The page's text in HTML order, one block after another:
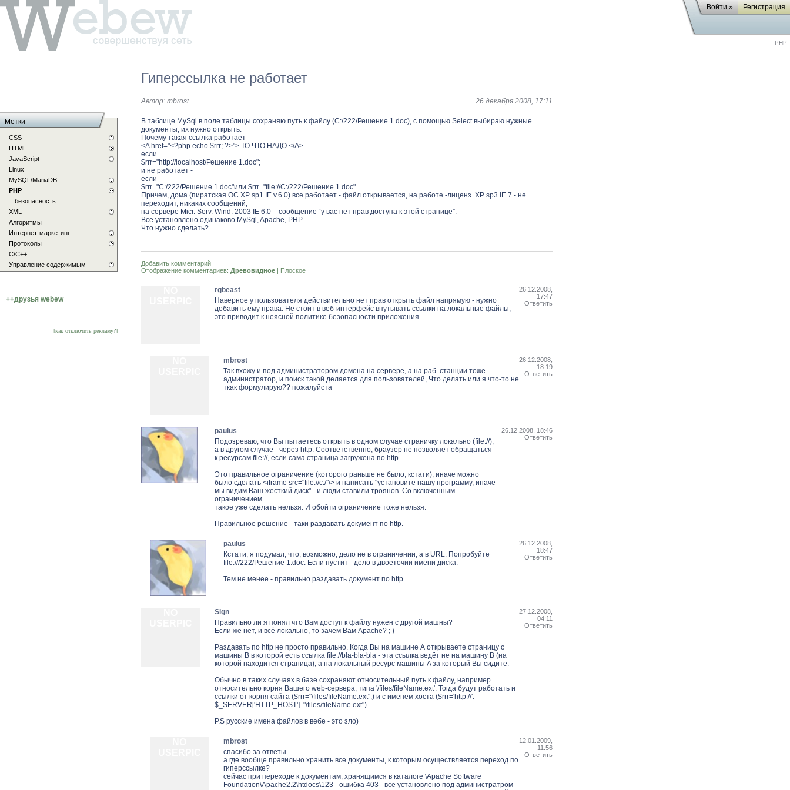
Войти » Регистрация
PHP
Гиперссылка не работает
26 декабря 2008, 17:11
Автор: mbrost
В таблице MySql в поле таблицы сохраняю путь к файлу (C:/222/Решение 1.doc), с помощью Select выбираю нужные
документы, их нужно открыть.
Почему такая ссылка работает
<A href="<?php echo $rrr; ?>"> ТО ЧТО НАДО </A> -
если
$rrr="http://localhost/Решение 1.doc";
и не работает -
если
$rrr="C:/222/Решение 1.doc"или $rrr="file://C:/222/Решение 1.doc"
Причем, дома (пиратская ОС ХР sp1 IE v.6.0) все работает - файл открывается, на работе -лиценз. XP sp3 IE 7 - не
переходит, никаких сообщений,
на сервере Micr. Serv. Wind. 2003 IE 6.0 – сообщение “у вас нет прав доступа к этой странице”.
Все установлено одинаково MySql, Apache, PHP
Что нужно сделать?
Добавить комментарий
Отображение комментариев: Древовидное | Плоское
rgbeast
Наверное у пользователя действительно нет прав открыть файл напрямую - нужно
добавить ему права. Не стоит в веб-интерфейс впутывать ссылки на локальные файлы,
это приводит к неясной политике безопасности приложения.
26.12.2008,
17:47
Ответить
mbrost
Так вхожу и под администратором домена на сервере, а на раб. станции тоже
администратор, и поиск такой делается для пользователей, Что делать или я что-то не
ткак формулирую?? пожалуйста
26.12.2008,
18:19
Ответить
paulus
Подозреваю, что Вы пытаетесь открыть в одном случае страничку локально (file://),
а в другом случае - через http. Соответственно, браузер не позволяет обращаться
к ресурсам file://, если сама страница загружена по http.
Это правильное ограничение (которого раньше не было, кстати), иначе можно
было сделать <iframe src="file://c:/"/> и написать "установите нашу программу, иначе
мы видим Ваш жесткий диск" - и люди ставили троянов. Со включенным
ограничением
такое уже сделать нельзя. И обойти ограничение тоже нельзя.
Правильное решение - таки раздавать документ по http.
26.12.2008, 18:46
Ответить
paulus
Кстати, я подумал, что, возможно, дело не в ограничении, а в URL. Попробуйте
file:///222/Решение 1.doc. Если пустит - дело в двоеточии имени диска.
Тем не менее - правильно раздавать документ по http.
26.12.2008,
18:47
Ответить
Sign
Правильно ли я понял что Вам доступ к файлу нужен с другой машны?
Если же нет, и всё локально, то зачем Вам Apache? ; )
Раздавать по http не просто правильно. Когда Вы на машине А открываете страницу с
машины B в которой есть ссылка file://bla-bla-bla - эта ссылка ведёт не на машину B (на
которой находится страница), а на локальный ресурс машины A за который Вы сидите.
Обычно в таких случаях в базе сохраняют относительный путь к файлу, например
относительно корня Вашего web-сервера, типа '/files/fileName.ext'. Тогда будут работать и
ссылки от корня сайта ($rrr="/files/fileName.ext";) и с именем хоста ($rrr='http://'.
$_SERVER['HTTP_HOST']. "/files/fileName.ext")
P.S русские имена файлов в вебе - это зло)
27.12.2008,
04:11
Ответить
mbrost
спасибо за ответы
а где вообще правильно хранить все документы, к которым осуществляется переход по
гиперссылке?
сейчас при переходе к документам, хранящимся в каталоге \Apache Software
Foundation\Apache2.2\htdocs\123 - ошибка 403 - все установлено под администратром
12.01.2009,
11:56
Ответить
Метки
CSS
HTML
JavaScript
Linux
MySQL/MariaDB
PHP
безопасность
XML
Алгоритмы
Интернет-маркетинг
Протоколы
С/C++
Управление содержимым
++друзья webew
[как отключить рекламу?]